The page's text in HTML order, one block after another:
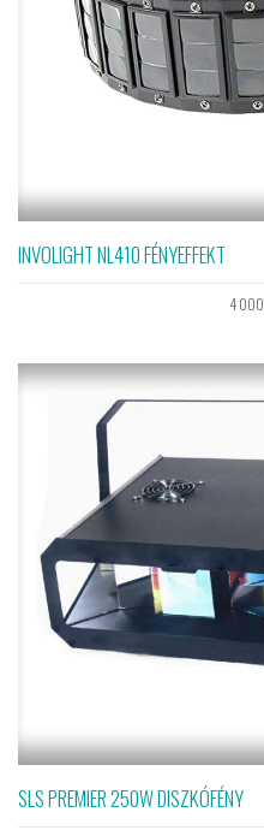
INVOLIGHT NL410 FÉNYEFFEKT
4 000
SLS PREMIER 250W DISZKÓFÉNY